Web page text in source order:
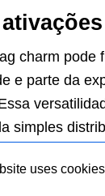
charm pode
e parte da
simples
e ao perfil do
uses